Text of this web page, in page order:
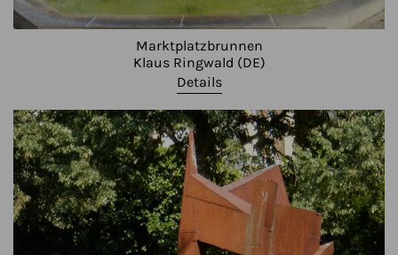
Marktplatzbrunnen
Klaus Ringwald (DE)
Details